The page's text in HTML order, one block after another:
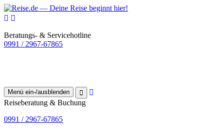
Beratungs- & Servicehotline
0991 / 2967-67865
Menü ein-/ausblenden
Reiseberatung & Buchung
0991 / 2967-67865